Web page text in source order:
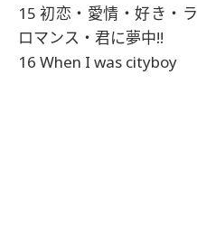
15 初恋・愛情・好き・
ロマンス・君に夢中!!
16 When I was cityboy